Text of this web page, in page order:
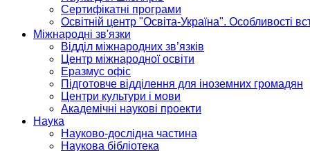
Сертифікатні програми
Освітній центр "Освіта-Україна". Особливості
Міжнародні зв'язки
Відділ міжнародних зв’язків
Центр міжнародної освіти
Еразмус офіс
Підготовче відділення для іноземних громадян
Центри культури і мови
Академічні наукові проекти
Наука
Науково-дослідна частина
Наукова бібліотека